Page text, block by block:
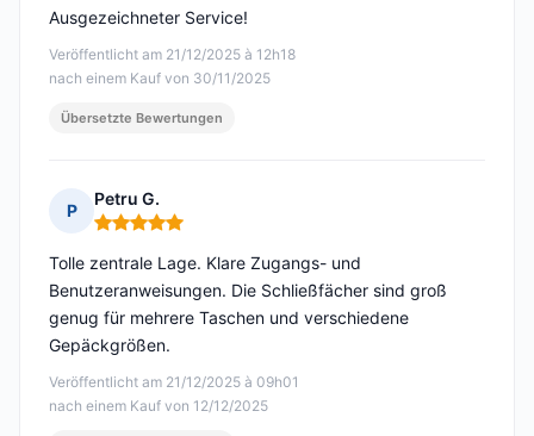
Veröffentlicht am 21/12/2025 à 12h18
nach einem Kauf von 30/11/2025
Ausgezeichneter Service!
Übersetzte Bewertungen
P
Petru G.
Hinweis: 5 von 5
Veröffentlicht am 21/12/2025 à 09h01
nach einem Kauf von 12/12/2025
Tolle zentrale Lage. Klare Zugangs- und
Benutzeranweisungen. Die Schließfächer sind groß
genug für mehrere Taschen und verschiedene
Gepäckgrößen.